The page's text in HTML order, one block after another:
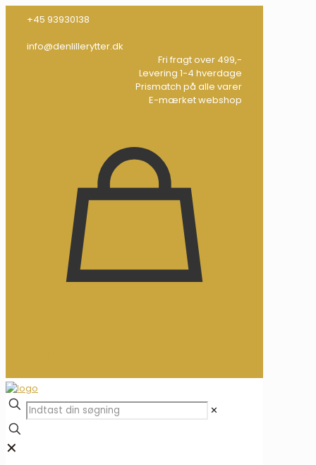
+45 93930138
info@denlillerytter.dk
Fri fragt over 499,-
Levering 1-4 hverdage
Prismatch på alle varer
E-mærket webshop
✕
✕